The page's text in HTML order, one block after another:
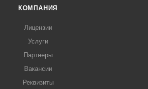
КОМПАНИЯ
Лицензии
Услуги
Партнеры
Вакансии
Реквизиты